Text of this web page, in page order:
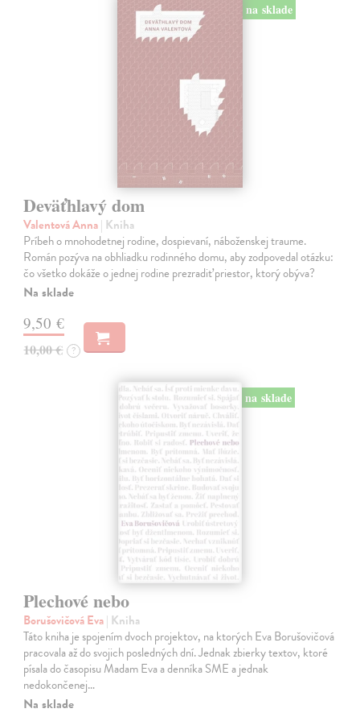
na sklade
Deväťhlavý dom
Valentová Anna| Kniha
Príbeh o mnohodetnej rodine, dospievaní, náboženskej traume.
Román pozýva na obhliadku rodinného domu, aby zodpovedal otázku:
čo všetko dokáže o jednej rodine prezradiť priestor, ktorý obýva?
Na sklade
9,50 €
10,00 € ?
na sklade
Plechové nebo
Borušovičová Eva| Kniha
Táto kniha je spojením dvoch projektov, na ktorých Eva Borušovičová
pracovala až do svojich posledných dní. Jednak zbierky textov, ktoré
písala do časopisu Madam Eva a denníka SME a jednak
nedokončenej…
Na sklade